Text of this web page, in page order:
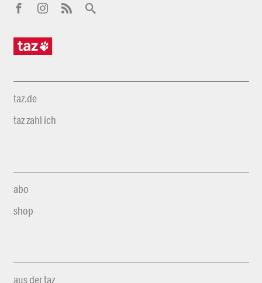
taz.de
taz zahl ich
abo
shop
aus der taz